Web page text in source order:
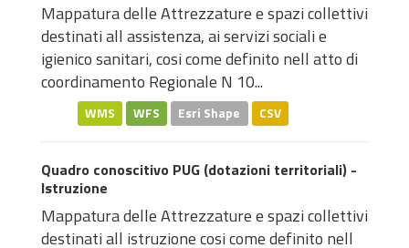
Mappatura delle Attrezzature e spazi collettivi
destinati all assistenza, ai servizi sociali e
igienico sanitari, cosi come definito nell atto di
coordinamento Regionale N 10...
WMS WFS Esri Shape CSV
Quadro conoscitivo PUG (dotazioni territoriali) -
Istruzione
Mappatura delle Attrezzature e spazi collettivi
destinati all istruzione cosi come definito nell